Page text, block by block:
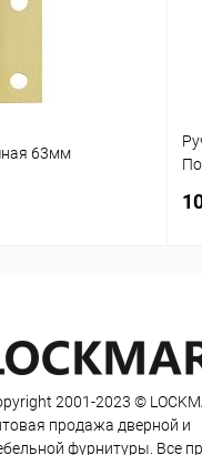
63мм
2001-2023 ©
продажа дверной и
фурнитуры. Все